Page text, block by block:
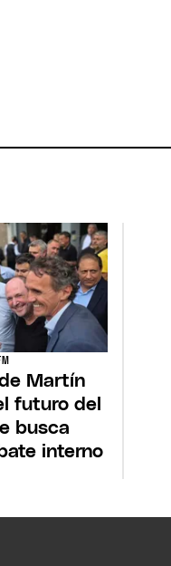
Martín
futuro del
busca
interno